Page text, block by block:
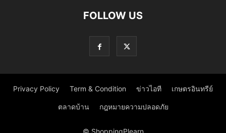
FOLLOW US
Privacy Policy Term & Condition ข่าวไอที เกษตรอินทรีย์
ตลาดบ้าน กฎหมายความปลอดภัย